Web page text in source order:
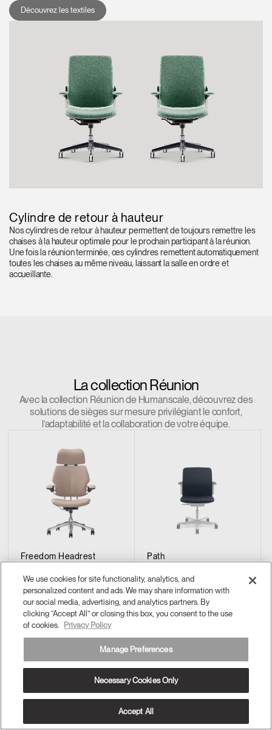
Découvrez les textiles
Cylindre de retour à hauteur
Nos cylindres de retour à hauteur permettent de toujours remettre les
chaises à la hauteur optimale pour le prochain participant à la réunion.
Une fois la réunion terminée, ces cylindres remettent automatiquement
toutes les chaises au même niveau, laissant la salle en ordre et
accueillante.
La collection Réunion
Avec la collection Réunion de Humanscale, découvrez des
solutions de sièges sur mesure privilégiant le confort,
l’adaptabilité et la collaboration de votre équipe.
Freedom Headrest Path
We use cookies for site functionality, analytics, and
personalized content and ads. We may share information with
our social media, advertising, and analytics partners. By
clicking “Accept All” or closing this box, you consent to the use
of cookies.
Privacy Policy
Manage Preferences
Necessary Cookies Only
Accept All